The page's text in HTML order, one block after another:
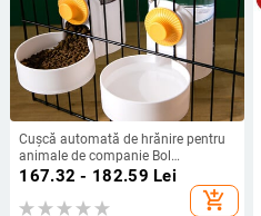
Cușcă automată de hrănire pentru
animale de companie Bol
suspendat Sticla de apă Dispenser
de containere pentru alimente
pentru cățeluși, pisici, iepuri, păsări,
167.32 - 182.59 Lei
add_shopping_cart